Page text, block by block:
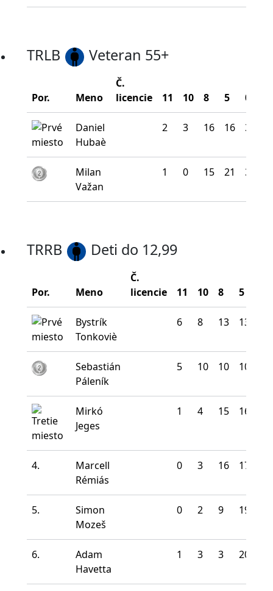
TRLB Veteran 55+
Por. Meno
Č.
licencie
11 10 8 5 0
Daniel
Hubaè
2 3 16 16 3
Milan
Važan
1 0 15 21 3
TRRB Deti do 12,99
Por. Meno
Č.
licencie
11 10 8 5
Bystrík
Tonkoviè
6 8 13 13
Sebastián
Páleník
5 10 10 10
Mirkó
Jeges
1 4 15 16
4.
Marcell
Rémiás
0 3 16 17
5.
Simon
Mozeš
0 2 9 19
6.
Adam
Havetta
1 3 3 20